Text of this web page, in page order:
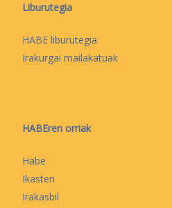
Liburutegia
HABE liburutegia
Irakurgai mailakatuak
HABEren orriak
Habe
Ikasten
Irakasbil